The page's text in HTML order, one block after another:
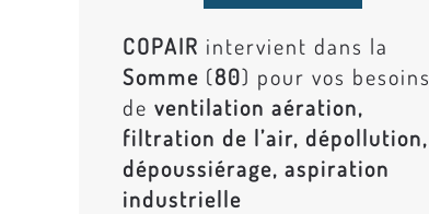
COPAIR intervient dans la
Somme (80) pour vos besoins
de ventilation aération,
filtration de l’air, dépollution,
dépoussiérage, aspiration
industrielle